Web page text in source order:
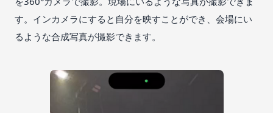
す。インカメラにすると自分を映すことができ、会場にい
るような合成写真が撮影できます。